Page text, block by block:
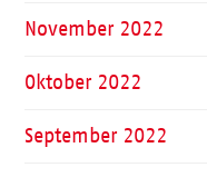
November 2022
Oktober 2022
September 2022